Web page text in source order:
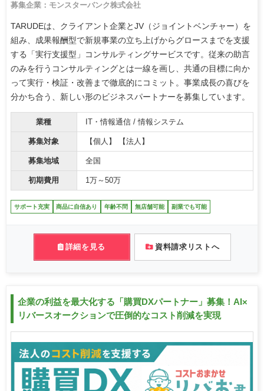
募集企業：モンスターバンク株式会社
TARUDEは、クライアント企業とJV（ジョイントベンチャー）を
組み、成果報酬型で新規事業の立ち上げからグロースまでを支援
する「実行支援型」コンサルティングサービスです。従来の助言
のみを行うコンサルティングとは一線を画し、共通の目標に向か
って実行・検証・改善まで徹底的にコミット。事業成長の喜びを
分かち合う、新しい形のビジネスパートナーを募集しています。
業種 IT・情報通信 / 情報システム
募集対象 【個人】 【法人】
募集地域 全国
初期費用 1万～50万
サポート充実 商品に自信あり 年齢不問 無店舗可能 副業でも可能
詳細を見る 資料請求リストへ
企業の利益を最大化する「購買DXパートナー」募集！AI×
リバースオークションで圧倒的なコスト削減を実現